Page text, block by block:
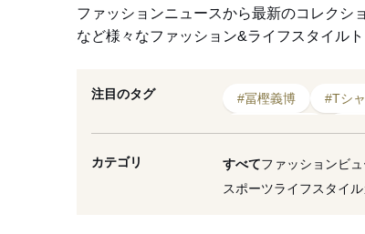
ファッションニュースから最新のコレクシ
など様々なファッション&ライフスタイル
注目のタグ #冨樫義博 #Tシ
#エックスガール
#発売
#キャラク
カテゴリ すべてファッションビ
スポーツライフスタイル